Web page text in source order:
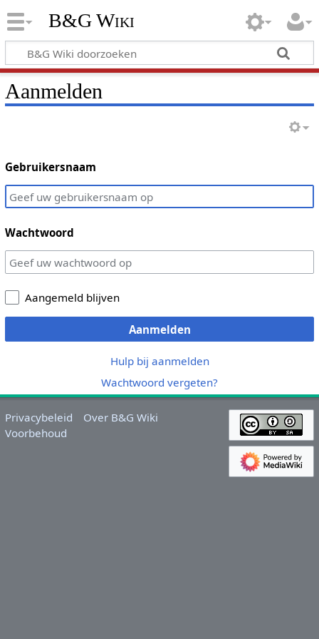
B&G Wiki
Aanmelden
Gebruikersnaam
Wachtwoord
Aangemeld blijven
Aanmelden
Hulp bij aanmelden
Wachtwoord vergeten?
Privacybeleid
Over B&G Wiki
Voorbehoud